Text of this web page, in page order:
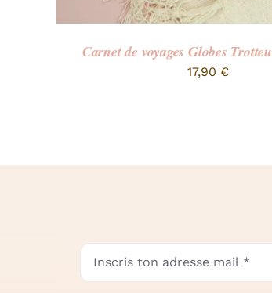
Carnet de voyages Globes
17,90 €